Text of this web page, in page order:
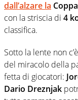
dall’alzare la
con la striscia di 4
classifica.
Sotto la lente non
del miracolo della
fetta di giocatori:
Dario Dreznjak